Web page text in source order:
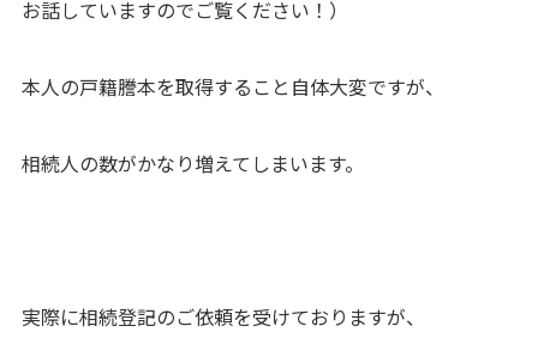
お話していますのでご覧ください！）
本人の戸籍謄本を取得すること自体大変ですが、
相続人の数がかなり増えてしまいます。
実際に相続登記のご依頼を受けておりますが、